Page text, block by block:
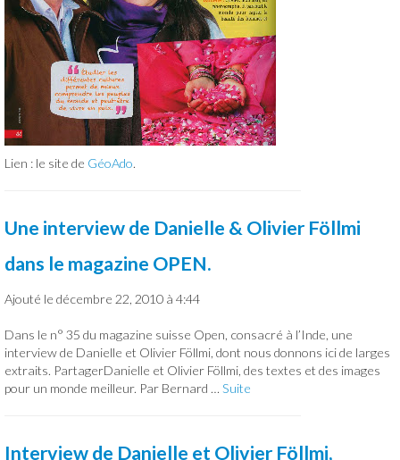
Lien : le site de GéoAdo.
Une interview de Danielle & Olivier Föllmi
dans le magazine OPEN.
Ajouté le décembre 22, 2010 à 4:44
Dans le n° 35 du magazine suisse Open, consacré à l’Inde, une
interview de Danielle et Olivier Föllmi, dont nous donnons ici de larges
extraits. PartagerDanielle et Olivier Föllmi, des textes et des images
pour un monde meilleur. Par Bernard … Suite
Interview de Danielle et Olivier Föllmi,